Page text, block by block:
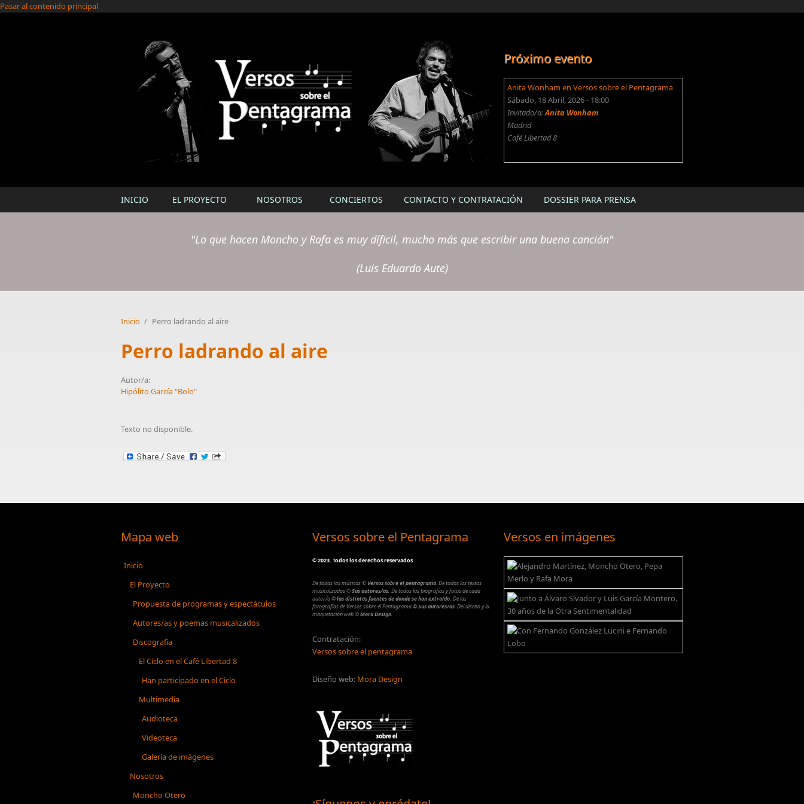
Pasar al contenido principal
Próximo evento
Anita Wonham en Versos sobre el Pentagrama
Sábado, 18 Abril, 2026 - 18:00
Invitado/a:Anita Wonham
Madrid
Café Libertad 8
INICIO EL PROYECTO NOSOTROS CONCIERTOS CONTACTO Y CONTRATACIÓN DOSSIER PARA PRENSA
"Lo que hacen Moncho y Rafa es muy díficil, mucho más que escribir una buena canción"
(Luis Eduardo Aute)
Inicio / Perro ladrando al aire
Perro ladrando al aire
Autor/a:
Hipólito García "Bolo"
Texto no disponible.
Mapa web
Inicio
El Proyecto
Propuesta de programas y espectáculos
Autores/as y poemas musicalizados
Discografía
El Ciclo en el Café Libertad 8
Han participado en el Ciclo
Multimedia
Audioteca
Videoteca
Galería de imágenes
Nosotros
Moncho Otero
Versos sobre el Pentagrama
©2023. Todos los derechos reservados
De todas las músicas© Versos sobre el pentagrama. De todos los textos
musicalizados©Sus autores/as. De todos las biografías y fotos de cada
autor/a© las distintas fuentes de donde se han extraído. De las
fotografías de Versos sobre el Pentagrama© Sus autores/as. Del diseño y la
maquetación web©Mora Design.
Contratación:
Versos sobre el pentagrama
Diseño web: Mora Design
Versos en imágenes